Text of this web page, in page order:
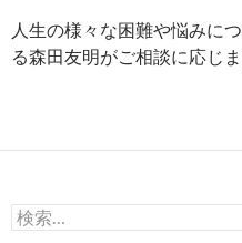
キ
ッ
人生の様々な困難や悩みに
る森田友明がご相談に応じま
検
索: